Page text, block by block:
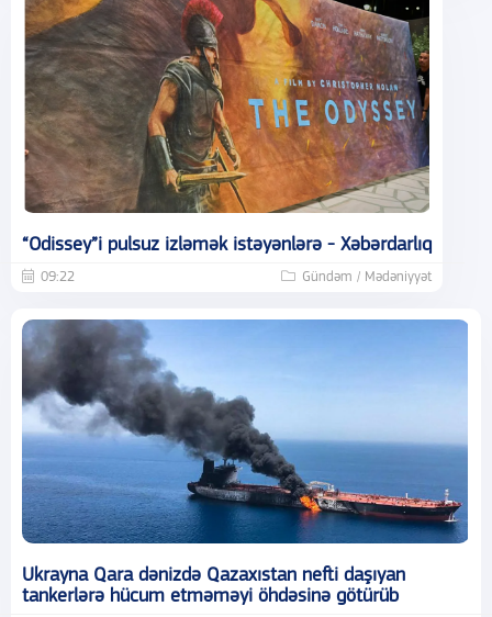
“Odissey”i pulsuz izləmək istəyənlərə - Xəbərdarlıq
09:22 Gündəm / Mədəniyyət
Ukrayna Qara dənizdə Qazaxıstan nefti daşıyan
tankerlərə hücum etməməyi öhdəsinə götürüb